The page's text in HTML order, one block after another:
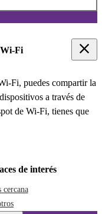
Fi
Fi, puedes compartir la
a través de
de Wi-Fi, tienes que
de interés